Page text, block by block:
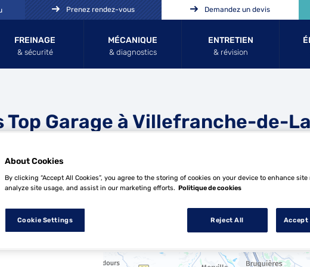
FREINAGE
& sécurité
MÉCANIQUE
& diagnostics
ENTRETIEN
& révision
Prenez rendez-vous Demandez un devis
Top Garage à Villefranche-de-
Lauragais
5 Top Garage à Villefranche-de-
About Cookies
By clicking “Accept All Cookies”, you agree to the storing of cookies on your device to enhance
analyze site usage, and assist in our marketing efforts. Politique de cookies
Cookie Settings Reject All Accept